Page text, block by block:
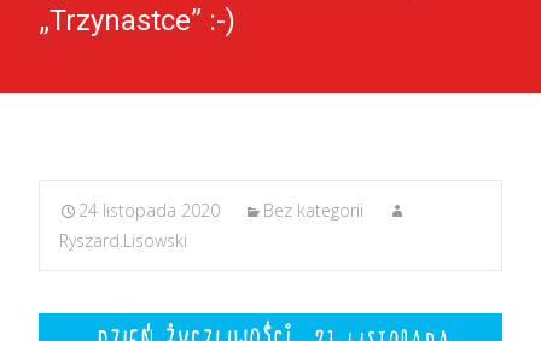
„Trzynastce” :-)
24 listopada 2020
Bez kategorii
Ryszard.Lisowski